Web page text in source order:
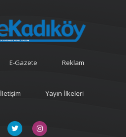
E-Gazete Reklam
İletişim Yayın İlkeleri